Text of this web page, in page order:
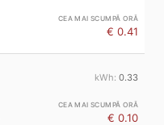
€ 0.41
0.33
€ 0.10